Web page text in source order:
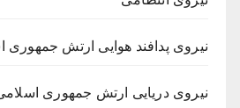
نیروی پدافند هوایی ارتش جمهوری
نیروی دریایی ارتش جمهوری